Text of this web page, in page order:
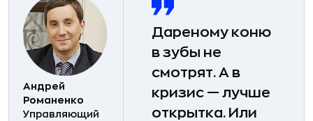
Андрей
Романенко
Управляющий
Дареному коню
в зубы не
смотрят. А в
кризис — лучше
открытка. Или